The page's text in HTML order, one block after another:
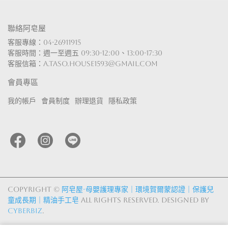
聯絡阿皂屋
客服專線：04-26911915
客服時間：週一至週五 09:30-12:00、13:00-17:30
客服信箱：a.taso.house1593@gmail.com
會員專區
我的帳戶 會員制度 辦理退貨 隱私政策
Copyright © 阿皂屋-母嬰護理專家｜環境賀爾蒙認證｜保護兒
童成長期｜精油手工皂 All Rights Reserved. Designed by
CYBERBIZ